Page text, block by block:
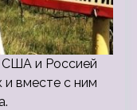
США и Россией
и вместе с ним